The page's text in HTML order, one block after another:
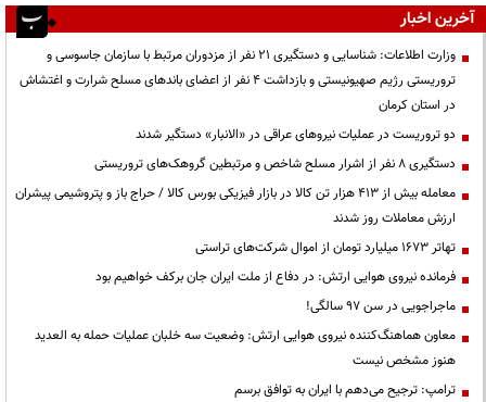
آخرین اخبار
وزارت اطلاعات: شناسایی و دستگیری ۲۱ نفر از مزدوران مرتبط با سازمان جاسوسی و
تروریستی رژیم صهیونیستی و بازداشت ۴ نفر از اعضای باندهای مسلح شرارت و اغتشاش
در استان کرمان
دو تروریست در عملیات نیروهای عراقی در «الانبار» دستگیر شدند
دستگیری ۸ نفر از اشرار مسلح شاخص و مرتبطین گروهک‌های تروریستی
معامله بیش از ۴۱۳ هزار تن کالا در بازار فیزیکی بورس کالا / حراج باز و پتروشیمی پیشران
ارزش معاملات روز شدند
تهاتر ۱۶۷۳ میلیارد تومان از اموال شرکت‌های تراستی
فرمانده نیروی هوایی ارتش: در دفاع از ملت ایران جان برکف خواهیم بود
ماجراجویی در سن ۹۷ سالگی!
معاون هماهنگ‌کننده نیروی هوایی ارتش: وضعیت سه خلبان عملیات حمله به العدید
هنوز مشخص نیست
ترامپ: ترجیح می‌دهم با ایران به توافق برسم